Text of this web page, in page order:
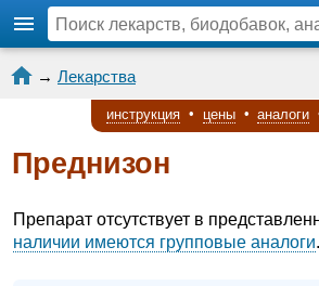
→ Лекарства
инструкция • цены • аналоги
Преднизон
Препарат отсутствует в
наличии имеются групповые аналоги.